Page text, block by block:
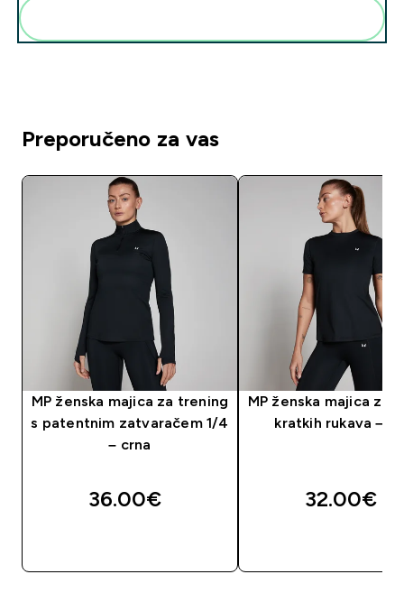
Preporučeno za vas
MP ženska majica za trening
s patentnim zatvaračem 1/4
– crna
36.00€‎
MP ženska majica za
kratkih rukava –
32.00€‎